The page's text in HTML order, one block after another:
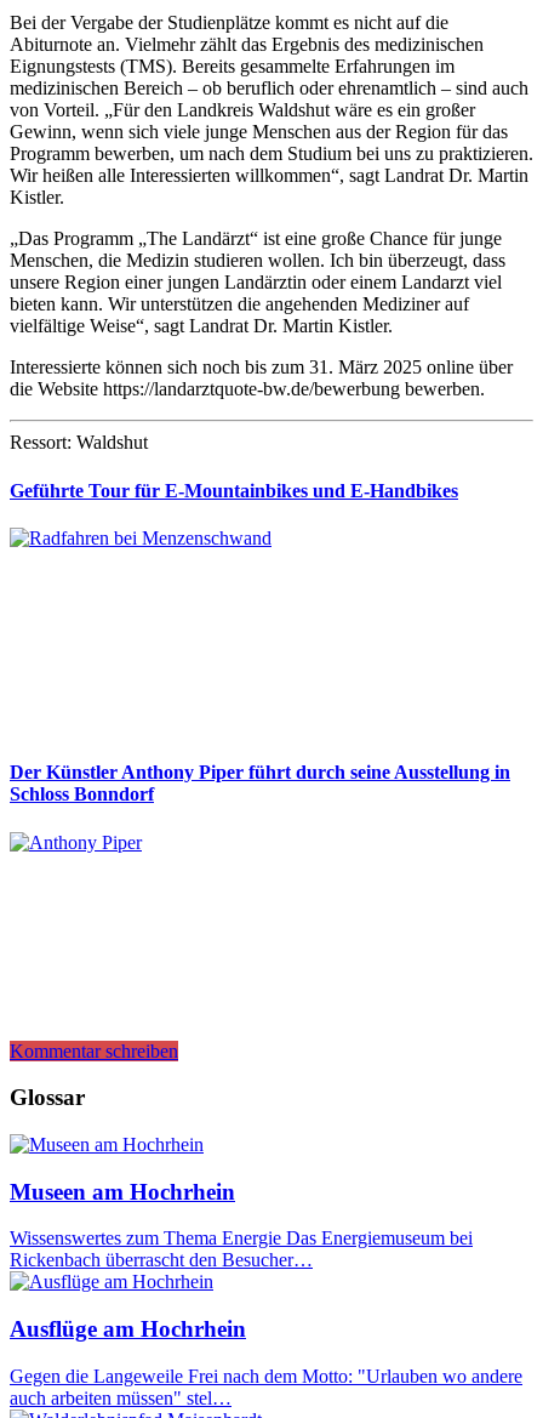
Bei der Vergabe der Studienplätze kommt es nicht auf die
Abiturnote an. Vielmehr zählt das Ergebnis des medizinischen
Eignungstests (TMS). Bereits gesammelte Erfahrungen im
medizinischen Bereich – ob beruflich oder ehrenamtlich – sind auch
von Vorteil. „Für den Landkreis Waldshut wäre es ein großer
Gewinn, wenn sich viele junge Menschen aus der Region für das
Programm bewerben, um nach dem Studium bei uns zu praktizieren.
Wir heißen alle Interessierten willkommen“, sagt Landrat Dr. Martin
Kistler.
„Das Programm „The Landärzt“ ist eine große Chance für junge
Menschen, die Medizin studieren wollen. Ich bin überzeugt, dass
unsere Region einer jungen Landärztin oder einem Landarzt viel
bieten kann. Wir unterstützen die angehenden Mediziner auf
vielfältige Weise“, sagt Landrat Dr. Martin Kistler.
Interessierte können sich noch bis zum 31. März 2025 online über
die Website https://landarztquote-bw.de/bewerbung bewerben.
Ressort: Waldshut
Geführte Tour für E-Mountainbikes und E-Handbikes
Der Künstler Anthony Piper führt durch seine Ausstellung in
Schloss Bonndorf
Kommentar schreiben
Glossar
Museen am Hochrhein
Wissenswertes zum Thema Energie Das Energiemuseum bei
Rickenbach überrascht den Besucher…
Ausflüge am Hochrhein
Gegen die Langeweile Frei nach dem Motto: "Urlauben wo andere
auch arbeiten müssen" stel…